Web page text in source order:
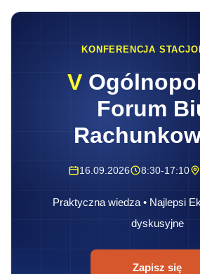
KONFERENCJA
V
Forum
16.09.2026 8:30-17:10
Praktyczna wiedza • Najlepsi
dyskusyjne
Zapisz się